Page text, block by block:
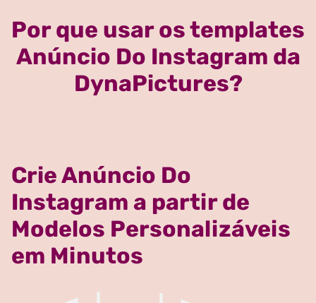
Por que usar os templates
Anúncio Do Instagram da
DynaPictures?
Crie Anúncio Do
Instagram a partir de
Modelos Personalizáveis
em Minutos